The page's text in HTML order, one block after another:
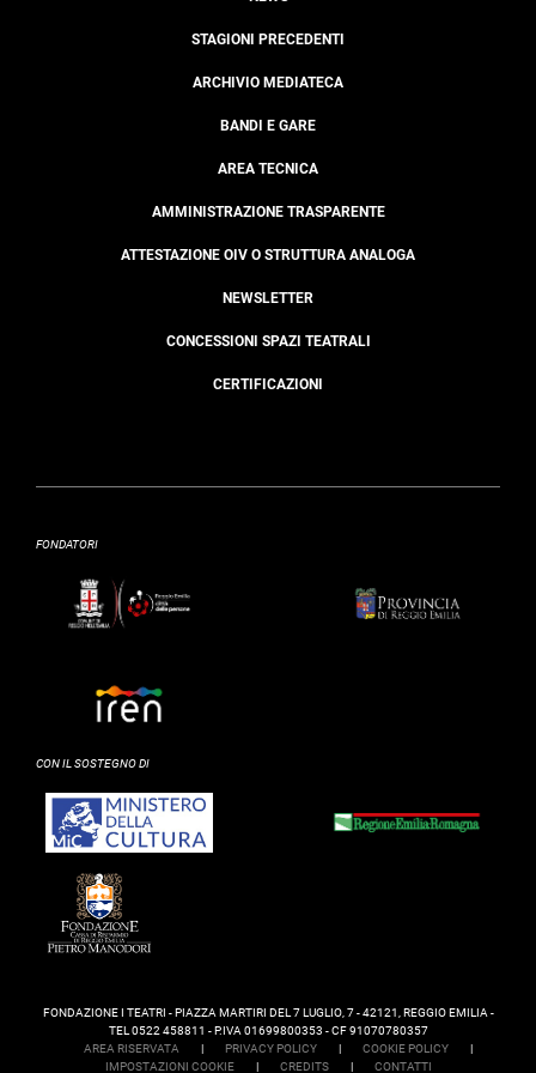
STAGIONI PRECEDENTI
ARCHIVIO MEDIATECA
BANDI E GARE
AREA TECNICA
AMMINISTRAZIONE TRASPARENTE
ATTESTAZIONE OIV O STRUTTURA ANALOGA
NEWSLETTER
CONCESSIONI SPAZI TEATRALI
CERTIFICAZIONI
FONDATORI
CON IL SOSTEGNO DI
FONDAZIONE I TEATRI - PIAZZA MARTIRI DEL 7 LUGLIO, 7 - 42121, REGGIO EMILIA -
TEL 0522 458811 - P.IVA 01699800353 - CF 91070780357
AREA RISERVATA
| PRIVACY POLICY | COOKIE POLICY
|
IMPOSTAZIONI COOKIE
| CREDITS | CONTATTI